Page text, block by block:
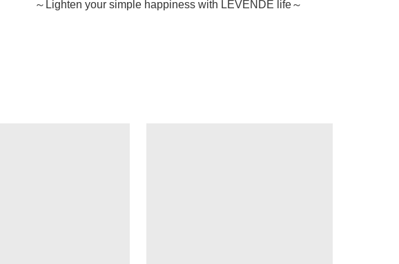
～Lighten your simple happiness with LEVENDE life～